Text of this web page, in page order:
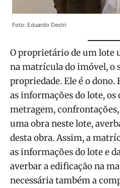
Foto: Eduardo Destri
O proprietário de um lote
na matrícula do imóvel, o
propriedade. Ele é o
as informações do lote, os
metragem,
uma obra neste lote,
desta obra. Assim, a
as informações do lote e
averbar a edificação na
necessária também a